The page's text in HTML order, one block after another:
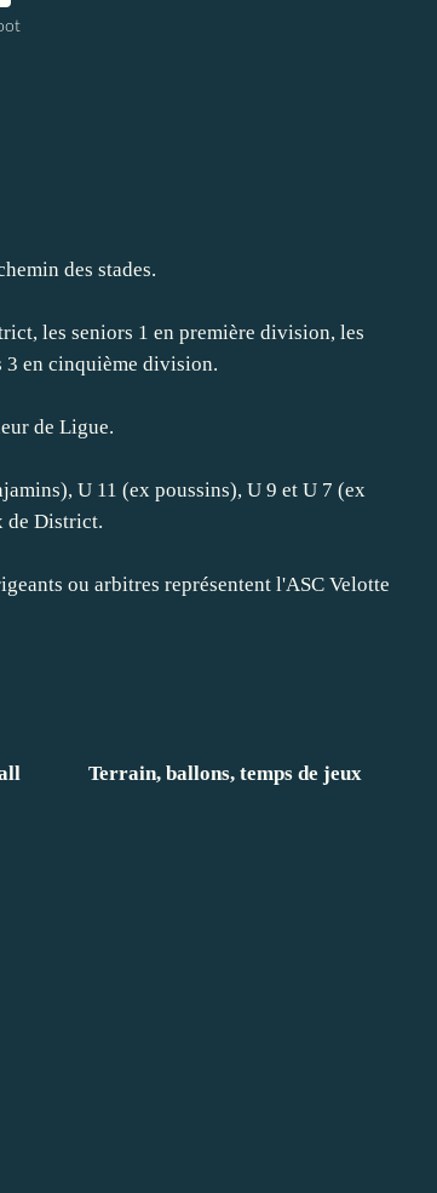
des stades.
les seniors 1 en première division, les
en cinquième division.
de Ligue.
U 11 (ex poussins), U 9 et U 7 (ex
de District.
ou arbitres représentent l'ASC Velotte
Terrain, ballons, temps de jeux